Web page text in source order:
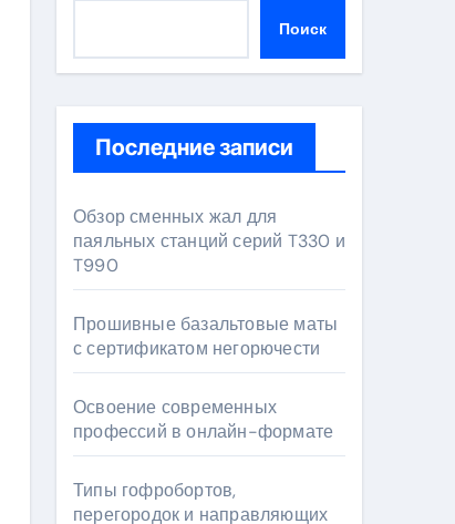
Поиск
Последние записи
Обзор сменных жал для
паяльных станций серий T330 и
T990
Прошивные базальтовые маты
с сертификатом негорючести
Освоение современных
профессий в онлайн-формате
Типы гофробортов,
перегородок и направляющих